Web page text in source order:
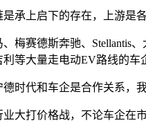
承上启下的存在，上游是
梅赛德斯奔驰、Stellantis
等大量走电动EV路线的车
时代和车企是合作关系，
大打价格战，不论车企在